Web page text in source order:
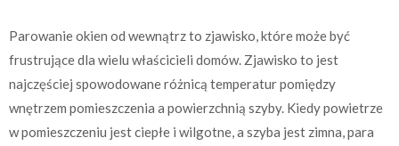
Parowanie okien od wewnątrz to zjawisko, które może być
frustrujące dla wielu właścicieli domów. Zjawisko to jest
najczęściej spowodowane różnicą temperatur pomiędzy
wnętrzem pomieszczenia a powierzchnią szyby. Kiedy powietrze
w pomieszczeniu jest ciepłe i wilgotne, a szyba jest zimna, para